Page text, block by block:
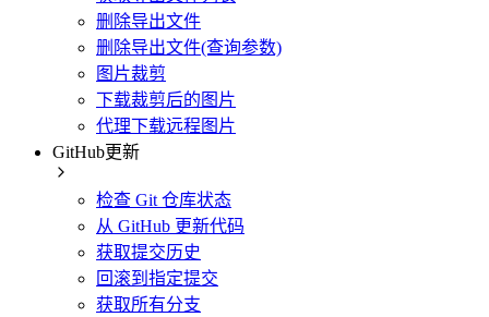
删除导出文件
删除导出文件(查询参数)
图片裁剪
下载裁剪后的图片
代理下载远程图片
GitHub更新
检查 Git 仓库状态
从 GitHub 更新代码
获取提交历史
回滚到指定提交
获取所有分支